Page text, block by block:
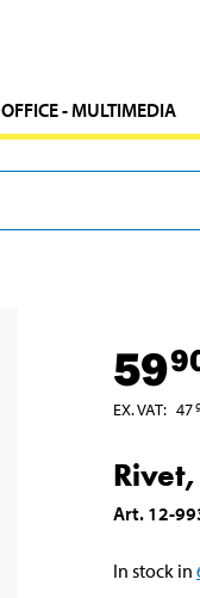
OFFICE - MULTIMEDIA
59
EX. VAT: 47
Art. 12-
In stock in